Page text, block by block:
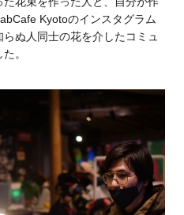
Kyotoのインスタグラム
ぬ人同士の花を介したコミュ
。